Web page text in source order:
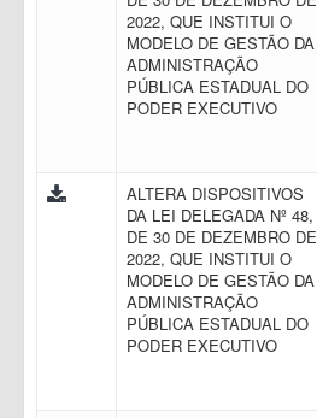
2022, QUE INSTITUI O
MODELO DE GESTÃO DA
ADMINISTRAÇÃO
PÚBLICA ESTADUAL DO
PODER EXECUTIVO
ALTERA DISPOSITIVOS
DA LEI DELEGADA Nº 48,
DE 30 DE DEZEMBRO DE
2022, QUE INSTITUI O
MODELO DE GESTÃO DA
ADMINISTRAÇÃO
PÚBLICA ESTADUAL DO
PODER EXECUTIVO